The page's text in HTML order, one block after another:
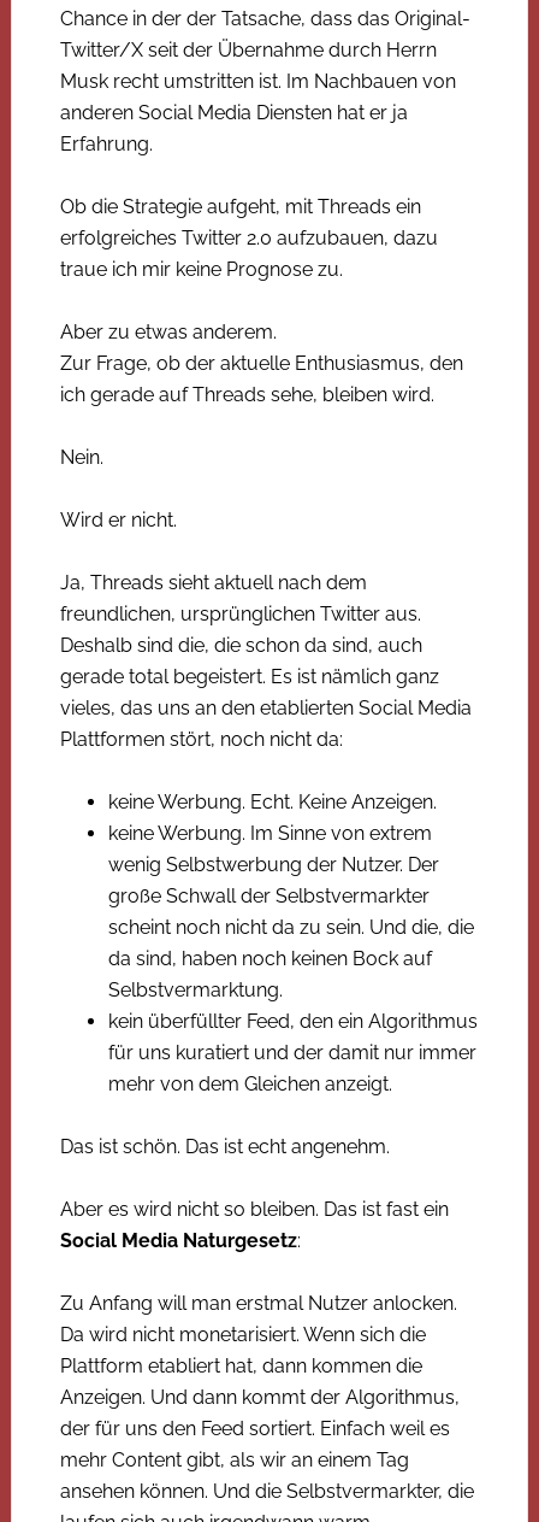
Chance in der der Tatsache, dass das Original-
Twitter/X seit der Übernahme durch Herrn
Musk recht umstritten ist. Im Nachbauen von
anderen Social Media Diensten hat er ja
Erfahrung.
Ob die Strategie aufgeht, mit Threads ein
erfolgreiches Twitter 2.0 aufzubauen, dazu
traue ich mir keine Prognose zu.
Aber zu etwas anderem.
Zur Frage, ob der aktuelle Enthusiasmus, den
ich gerade auf Threads sehe, bleiben wird.
Nein.
Wird er nicht.
Ja, Threads sieht aktuell nach dem
freundlichen, ursprünglichen Twitter aus.
Deshalb sind die, die schon da sind, auch
gerade total begeistert. Es ist nämlich ganz
vieles, das uns an den etablierten Social Media
Plattformen stört, noch nicht da:
keine Werbung. Echt. Keine Anzeigen.
keine Werbung. Im Sinne von extrem
wenig Selbstwerbung der Nutzer. Der
große Schwall der Selbstvermarkter
scheint noch nicht da zu sein. Und die, die
da sind, haben noch keinen Bock auf
Selbstvermarktung.
kein überfüllter Feed, den ein Algorithmus
für uns kuratiert und der damit nur immer
mehr von dem Gleichen anzeigt.
Das ist schön. Das ist echt angenehm.
Aber es wird nicht so bleiben. Das ist fast ein
Social Media Naturgesetz:
Zu Anfang will man erstmal Nutzer anlocken.
Da wird nicht monetarisiert. Wenn sich die
Plattform etabliert hat, dann kommen die
Anzeigen. Und dann kommt der Algorithmus,
der für uns den Feed sortiert. Einfach weil es
mehr Content gibt, als wir an einem Tag
ansehen können. Und die Selbstvermarkter, die